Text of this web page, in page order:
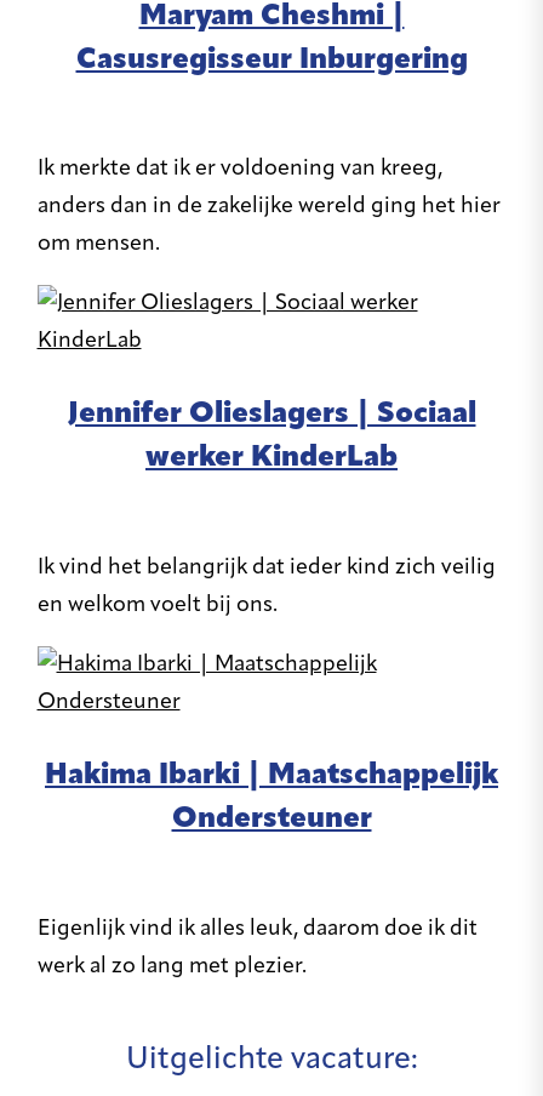
Maryam Cheshmi |
Casusregisseur Inburgering
Ik merkte dat ik er voldoening van kreeg,
anders dan in de zakelijke wereld ging het hier
om mensen.
Jennifer Olieslagers | Sociaal
werker KinderLab
Ik vind het belangrijk dat ieder kind zich veilig
en welkom voelt bij ons.
Hakima Ibarki | Maatschappelijk
Ondersteuner
Eigenlijk vind ik alles leuk, daarom doe ik dit
werk al zo lang met plezier.
Uitgelichte vacature: